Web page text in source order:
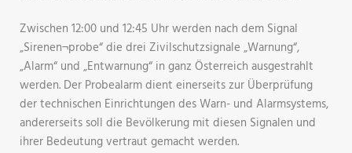
Zwischen 12:00 und 12:45 Uhr werden nach dem Signal
„Sirenen¬probe“ die drei Zivilschutzsignale „Warnung“,
„Alarm“ und „Entwarnung“ in ganz Österreich ausgestrahlt
werden. Der Probealarm dient einerseits zur Überprüfung
der technischen Einrichtungen des Warn- und Alarmsystems,
andererseits soll die Bevölkerung mit diesen Signalen und
ihrer Bedeutung vertraut gemacht werden.